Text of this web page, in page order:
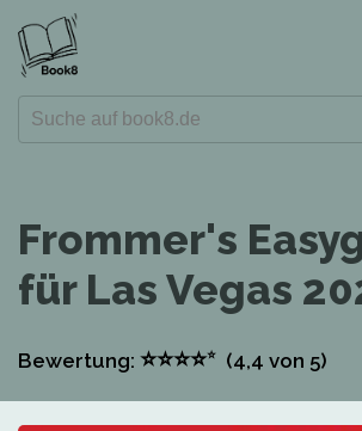
Frommer's
für Las Vegas
Bewertung: ⭐⭐⭐⭐⭐ (4,4 von 5)